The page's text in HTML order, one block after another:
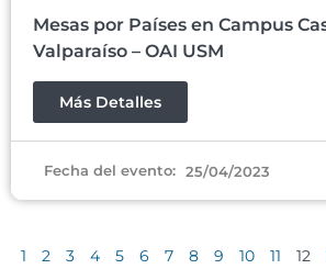
Mesas por Países en Campus
Valparaíso – OAI USM
Más Detalles
Fecha del evento: 25/04/2023
1 2 3 4 5 6 7 8 9 10 11 12